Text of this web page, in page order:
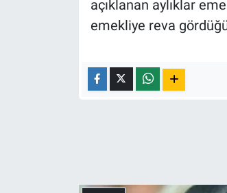
açıklanan aylıklar
emekliye reva
Programlar
Türkiye'nin Gündemi